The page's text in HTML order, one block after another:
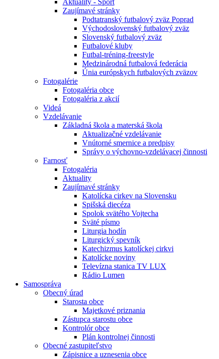
Aktuality - Šport
Zaujímavé stránky
Podtatranský futbalový zväz Poprad
Východoslovenský futbalový zväz
Slovenský futbalový zväz
Futbalové kluby
Futbal-tréning-freestyle
Medzinárodná futbalová federácia
Únia európskych futbalových zväzov
Fotogalérie
Fotogaléria obce
Fotogaléria z akcií
Videá
Vzdelávanie
Základná škola a materská škola
Aktualizačné vzdelávanie
Vnútorné smernice a predpisy
Správy o výchovno-vzdelávacej činnosti
Farnosť
Fotogaléria
Aktuality
Zaujímavé stránky
Katolícka cirkev na Slovensku
Spišská diecéza
Spolok svätého Vojtecha
Sväté písmo
Liturgia hodín
Liturgický spevník
Katechizmus katolíckej cirkvi
Katolícke noviny
Televízna stanica TV LUX
Rádio Lumen
Samospráva
Obecný úrad
Starosta obce
Majetkové priznania
Zástupca starostu obce
Kontrolór obce
Plán kontrolnej činnosti
Obecné zastupiteľstvo
Zápisnice a uznesenia obce